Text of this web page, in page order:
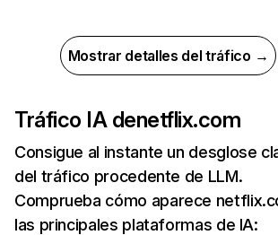
Mostrar detalles del tráfico →
Tráfico IA denetflix.com
Consigue al instante un desglose
del tráfico procedente de LLM.
Comprueba cómo aparece
las principales plataformas de IA: